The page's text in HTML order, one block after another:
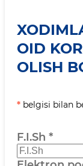
OID
OLISH
* belgisi bilan
F.I.Sh *